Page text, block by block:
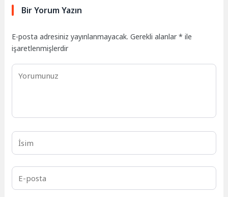
Bir Yorum Yazın
E-posta adresiniz yayınlanmayacak. Gerekli alanlar* ile
işaretlenmişlerdir